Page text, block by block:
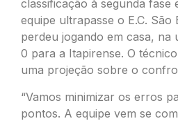
classificação à segunda fase
equipe ultrapasse o E.C. São
perdeu jogando em casa, na
0 para a Itapirense. O
uma projeção sobre o
“Vamos minimizar os erros
pontos. A equipe vem se